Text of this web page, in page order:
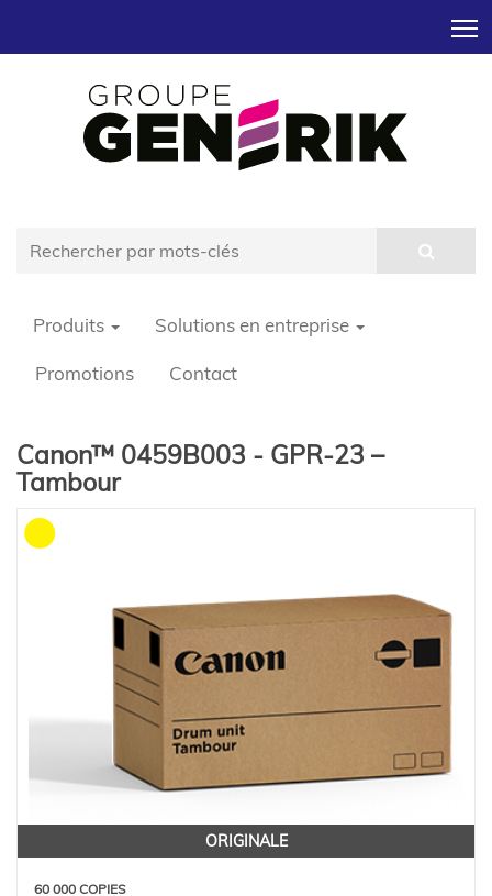
Produits Solutions en entreprise
Promotions Contact
Canon™ 0459B003 - GPR-23 –
Tambour
ORIGINALE
60 000 COPIES